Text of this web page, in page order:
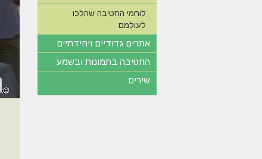
לוחמי החטיבה שהלכו
לעולמם
אתרים גדודיים ויחידתיים
החטיבה בתמונות ובשמע
שירים